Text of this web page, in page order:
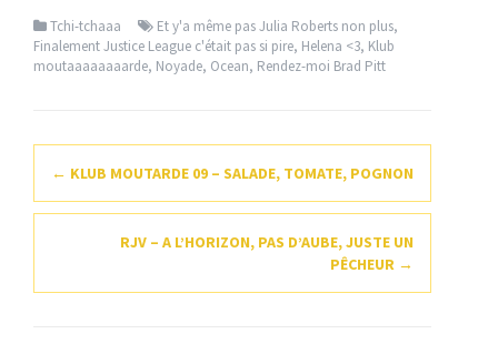
Tchi-tchaaa Et y'a même pas Julia Roberts non plus,
Finalement Justice League c'était pas si pire, Helena <3, Klub
moutaaaaaaaarde, Noyade, Ocean, Rendez-moi Brad Pitt
Navigation
d'article
← KLUB MOUTARDE 09 – SALADE, TOMATE, POGNON
RJV – A L’HORIZON, PAS D’AUBE, JUSTE UN
PÊCHEUR →